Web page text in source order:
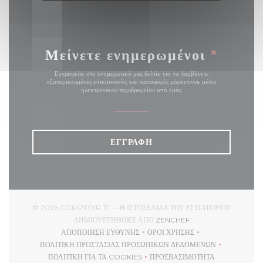
Μείνετε ενημερωμένοι *
Εγγραφείτε στο ενημερωτικό μας δελτίο για να λαμβάνετε
εξατομικευμένες επικοινωνίες και προσφορές μάρκετινγκ μέσω
ηλεκτρονικού ταχυδρομείου από εμάς.
ΕΓΓΡΑΦΉ
© 2026 COMPTOIR 17 — Η ΙΣΤΟΣΕΛΊΔΑ ΤΟΥ ΕΣΤΙΑΤΟΡΊΟΥ
ΔΗΜΙΟΥΡΓΉΘΗΚΕ ΑΠΌ ZENCHEF((ΑΝΟΊΓΕΙ ΣΕ ΝΈΟ
ΑΠΟΠΟΊΗΣΗ ΕΥΘΎΝΗΣ
((ΑΝΟΊΓΕΙ ΣΕ ΝΈΟ ΠΑΡΆΘΥΡΟ))
ΌΡΟΙ ΧΡΉΣΗΣ
((ΑΝΟΊΓΕΙ ΣΕ ΝΈΟ
ΠΟΛΙΤΙΚΉ ΠΡΟΣΤΑΣΊΑΣ ΠΡΟΣΩΠΙΚΏΝ ΔΕΔΟΜΈΝΩΝ
((ΑΝΟΊΓΕΙ ΣΕ ΝΈΟ ΠΑΡΆΘΥΡΟ))
ΠΟΛΙΤΙΚΉ ΓΙΑ ΤΑ COOKIES
ΠΡΟΣΒΑΣΙΜΌΤΗΤΑ